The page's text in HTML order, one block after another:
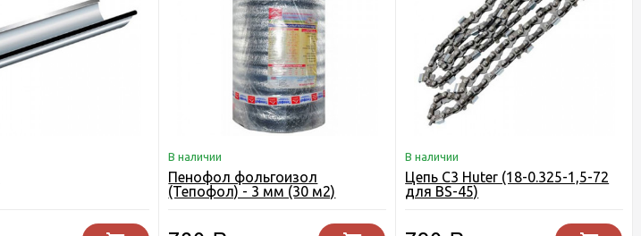
В наличии
Пенофол фольгоизол
(Тепофол) - 3 мм (30 м2)
В наличии
Цепь C3 Huter (18-0.325-1,5-72
для BS-45)